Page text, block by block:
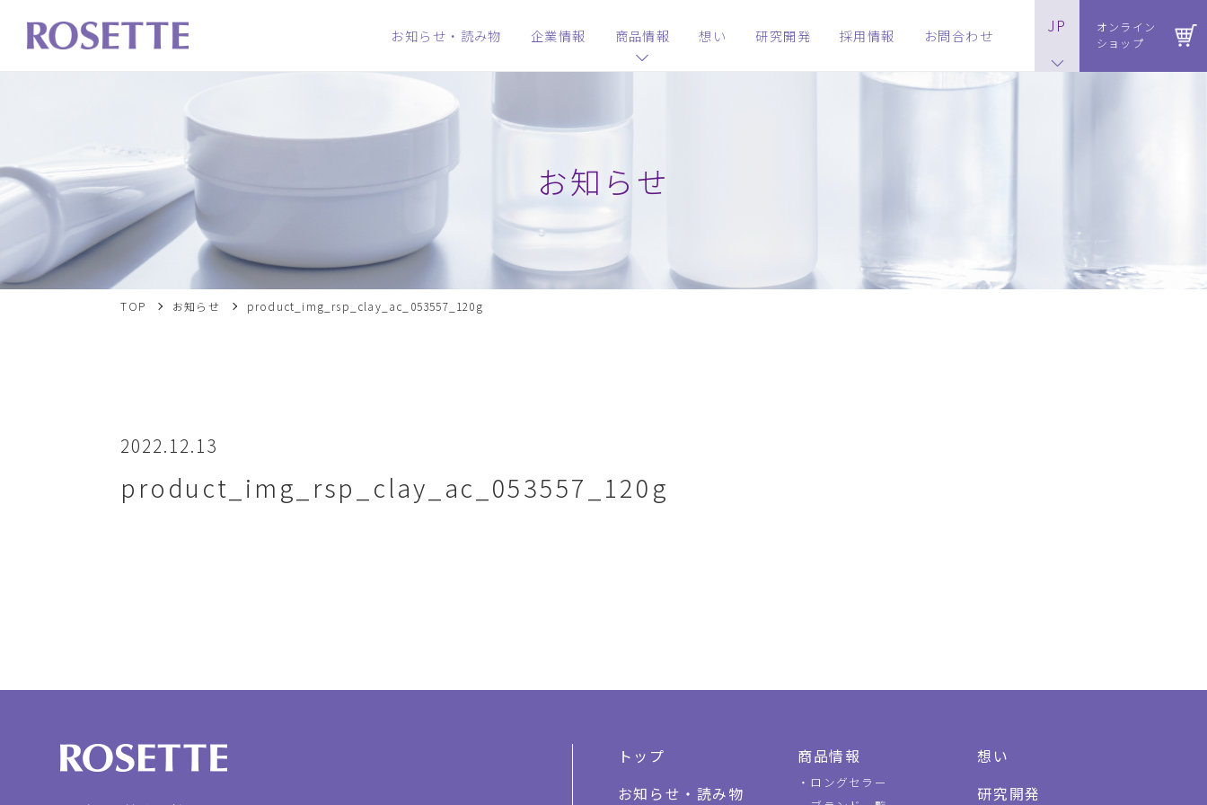
お知らせ・読み物 企業情報 商品情報 想い 研究開発 採用情報 お問合わせ JP
オンライン
ショップ
お知らせ
TOP お知らせ product_img_rsp_clay_ac_053557_120g
2022.12.13
product_img_rsp_clay_ac_053557_120g
トップ
お知らせ・読み物
商品情報
ロングセラー
想い
研究開発